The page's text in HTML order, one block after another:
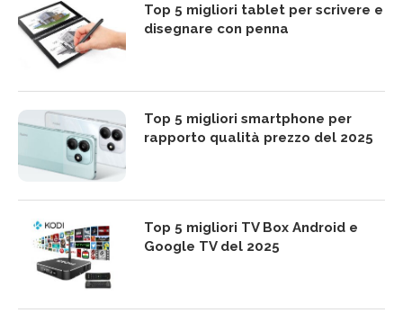
Top 5 migliori tablet per scrivere e
disegnare con penna
Top 5 migliori smartphone per
rapporto qualità prezzo del 2025
Top 5 migliori TV Box Android e
Google TV del 2025